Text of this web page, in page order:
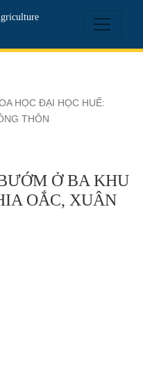
HỌC ĐẠI HỌC HUẾ:
THÔN
Ở BA KHU
OẮC, XUÂN